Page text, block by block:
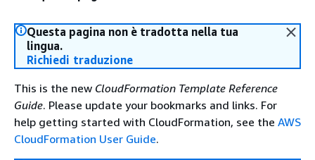
Questa pagina non è tradotta nella tua
lingua.
Richiedi traduzione
This is the new CloudFormation Template Reference
Guide. Please update your bookmarks and links. For
help getting started with CloudFormation, see the AWS
CloudFormation User Guide.